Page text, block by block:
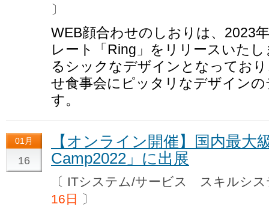
〕
WEB顔合わせのしおりは、2023
レート「Ring」をリリースいた
るシックなデザインとなってお
せ食事会にピッタリなデザイン
す。
01月
16
【オンライン開催】国内最大
Camp2022」に出展
〔 ITシステム/サービス スキルシ
16日
〕